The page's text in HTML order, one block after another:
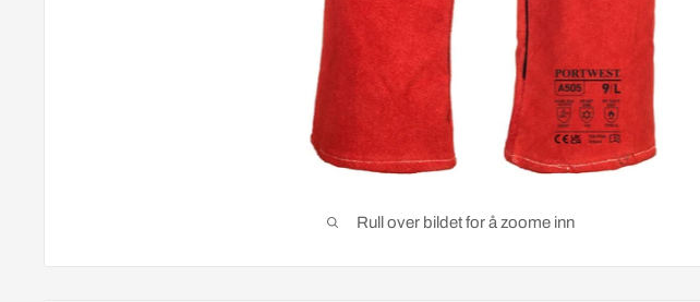
Rull over bildet for å zoome inn